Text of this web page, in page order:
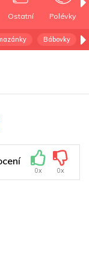
Ostatní Polévky
Bábovky
0x 0x